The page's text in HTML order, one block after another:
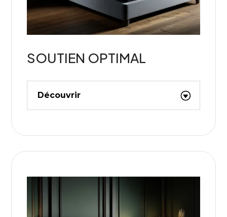
SOUTIEN OPTIMAL
Découvrir